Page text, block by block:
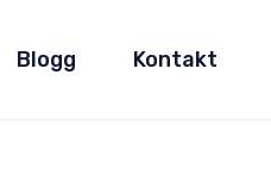
Blogg Kontakt